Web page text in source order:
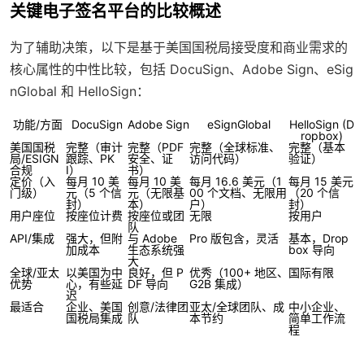
关键电子签名平台的比较概述
为了辅助决策，以下是基于美国国税局接受度和商业需求的
核心属性的中性比较，包括 DocuSign、Adobe Sign、eSig
nGlobal 和 HelloSign：
功能/方面 DocuSign Adobe Sign eSignGlobal
HelloSign (D
ropbox)
美国国税
局/ESIGN
合规
完整（审计
跟踪、PK
I）
完整（PDF
安全、证
书）
完整（全球标准、
访问代码）
完整（基本
验证）
定价（入
门级）
每月 10 美
元（5 个信
封）
每月 10 美
元（无限基
本）
每月 16.6 美元（1
00 个文档、无限用
户）
每月 15 美元
（20 个信
封）
用户座位
按座位计费 按座位或团
队
无限
按用户
API/集成
强大，但附
加成本
与 Adobe
生态系统强
大
Pro 版包含，灵活
基本，Drop
box 导向
全球/亚太
优势
以美国为中
心，有些延
迟
良好，但 P
DF 导向
优秀（100+ 地区、
G2B 集成）
国际有限
最适合
企业、美国
国税局集成
创意/法律团
队
亚太/全球团队、成
本节约
中小企业、
简单工作流
程